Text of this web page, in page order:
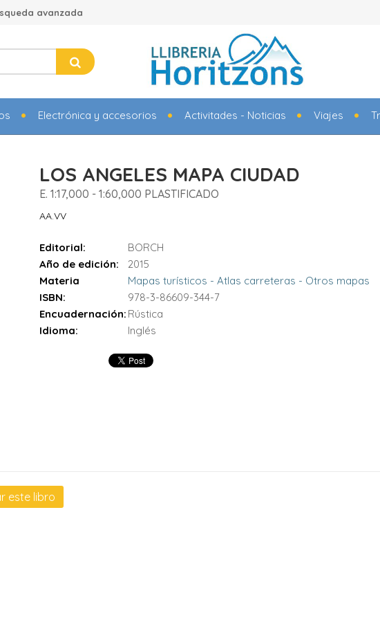
avanzada
Electrónica y accesorios Activitades - Noticias Viajes
LOS ANGELES MAPA CIUDAD
E. 1:17,000 - 1:60,000 PLASTIFICADO
AA.VV
Editorial:
BORCH
Año de edición:
2015
Materia
Mapas turísticos - Atlas carreteras - Otros mapas
ISBN:
978-3-86609-344-7
Encuadernación: Rústica
Idioma:
Inglés
este libro